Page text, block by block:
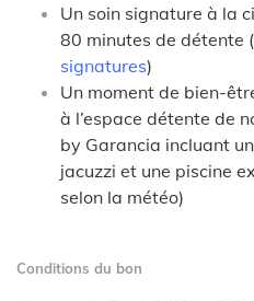
Un soin signature à la
80 minutes de détente
signatures)
Un moment de bien-
à l’espace détente de
by Garancia incluant
jacuzzi et une piscine
selon la météo)
Conditions du bon